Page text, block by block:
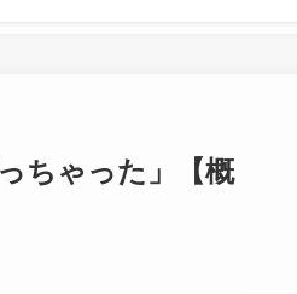
ちゃった」【概